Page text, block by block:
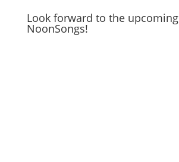
Look forward to the upcoming
NoonSongs!